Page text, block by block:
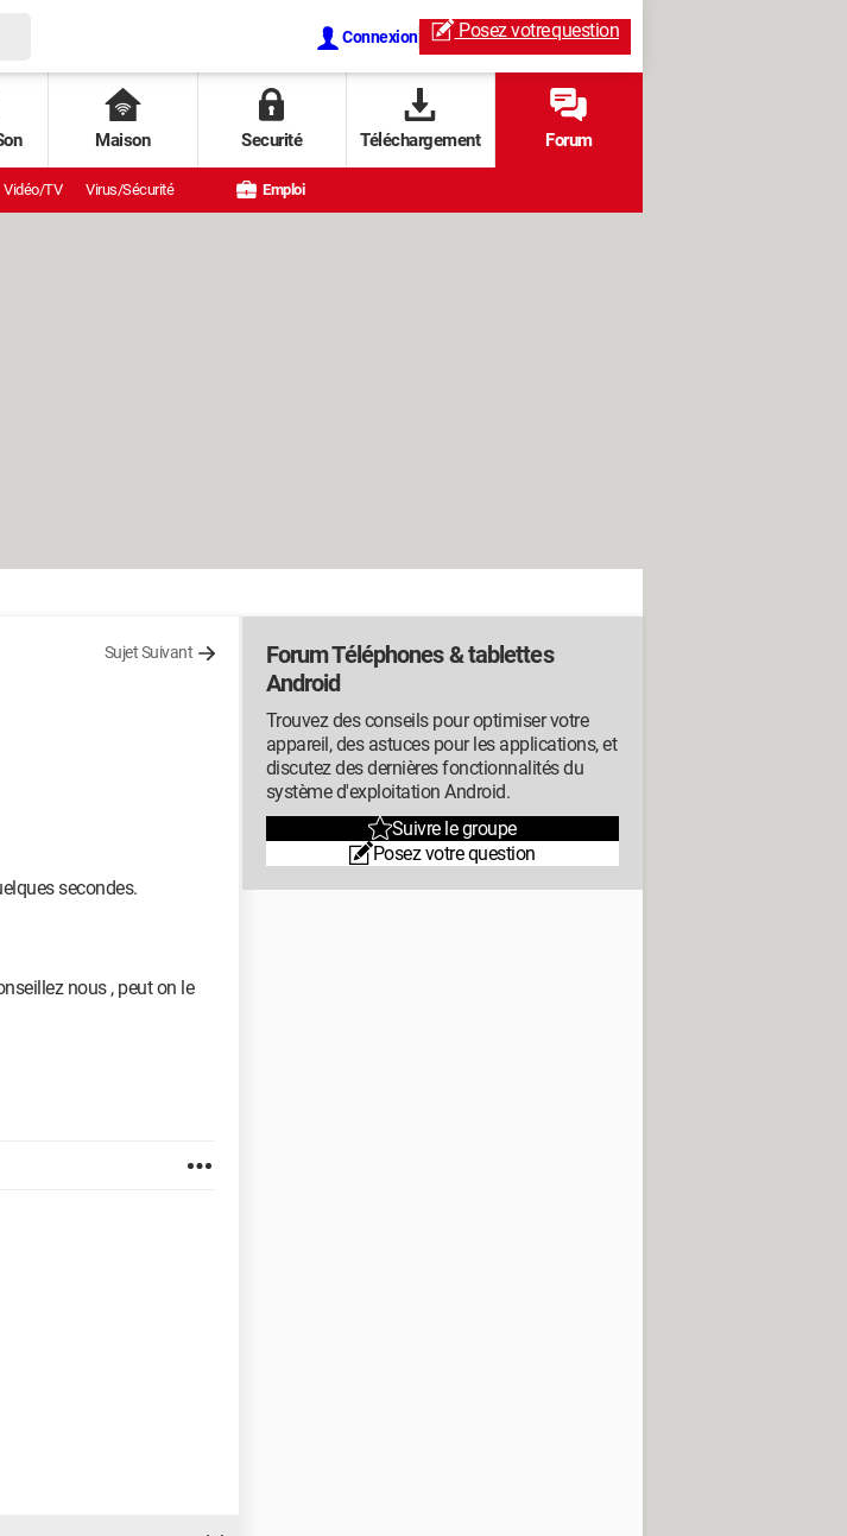
Connexion Posez votrequestion
Maison Securité Téléchargement Forum
Vidéo/TV Virus/Sécurité Emploi
Sujet Suivant
secondes.
nous , peut on le
Forum Téléphones & tablettes
Android
Trouvez des conseils pour optimiser votre
appareil, des astuces pour les applications, et
discutez des dernières fonctionnalités du
système d'exploitation Android.
Suivre le groupe
Posez votre question